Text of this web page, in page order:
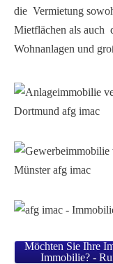
die Vermietung
Mietflächen als auch
Wohnanlagen und
Möchten Sie Ihre
Immobilie? -